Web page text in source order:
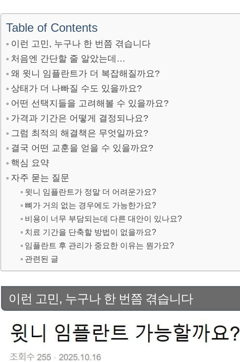
Table of Contents
이런 고민, 누구나 한 번쯤 겪습니다
처음엔 간단할 줄 알았는데…
왜 윗니 임플란트가 더 복잡해질까요?
상태가 더 나빠질 수도 있을까요?
어떤 선택지들을 고려해볼 수 있을까요?
가격과 기간은 어떻게 결정되나요?
그럼 최적의 해결책은 무엇일까요?
결국 어떤 교훈을 얻을 수 있을까요?
핵심 요약
자주 묻는 질문
윗니 임플란트가 정말 더 어려운가요?
뼈가 거의 없는 경우에도 가능한가요?
비용이 너무 부담되는데 다른 대안이 있나요?
치료 기간을 단축할 방법이 없을까요?
임플란트 후 관리가 중요한 이유는 뭔가요?
관련된 글
이런 고민, 누구나 한 번쯤 겪습니다